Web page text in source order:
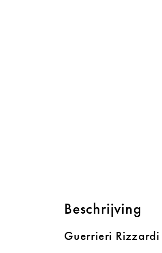
Beschrijving
Guerrieri Rizzardi